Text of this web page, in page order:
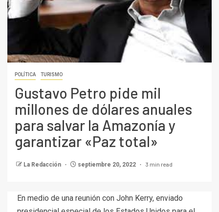
POLÍTICA TURISMO
Gustavo Petro pide mil
millones de dólares anuales
para salvar la Amazonía y
garantizar «Paz total»
La Redacción septiembre 20, 2022 3 min read
En medio de una reunión con John Kerry, enviado